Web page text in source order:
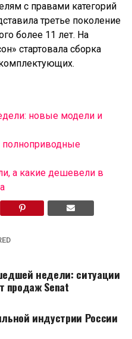
с правами категорий
третье поколение
более 11 лет. На
стартовала сборка
новые модели и
а какие дешевели в
недели: ситуации
продаж Senat
индустрии России